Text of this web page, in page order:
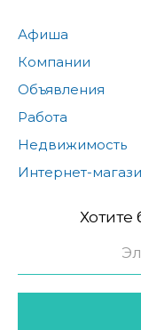
Афиша
Компании
Объявления
Работа
Недвижимость
Интернет-
Хотите